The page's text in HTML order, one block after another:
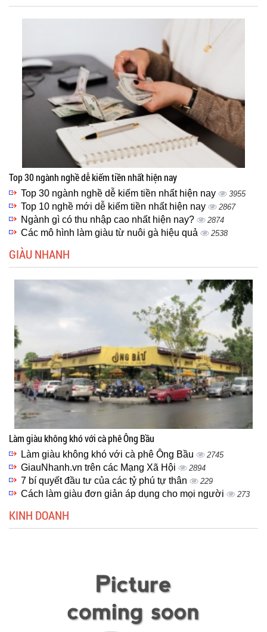
Top 30 ngành nghề dễ kiếm tiền nhất hiện nay
Top 30 ngành nghề dễ kiếm tiền nhất hiện nay 3955
Top 10 nghề mới dễ kiếm tiền nhất hiện nay 2867
Ngành gì có thu nhập cao nhất hiện nay? 2874
Các mô hình làm giàu từ nuôi gà hiệu quả 2538
GIÀU NHANH
Làm giàu không khó với cà phê Ông Bầu
Làm giàu không khó với cà phê Ông Bầu 2745
GiauNhanh.vn trên các Mạng Xã Hội 2894
7 bí quyết đầu tư của các tỷ phú tự thân 229
Cách làm giàu đơn giản áp dụng cho mọi người 273
KINH DOANH